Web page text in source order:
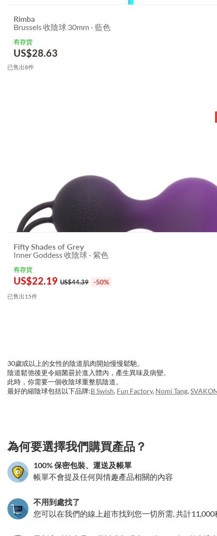
Rimba
Brussels 收陰球 30mm - 藍色
有存貨
US$28.63
已售出8件
Fifty Shades of Grey
Inner Goddess 收陰球 - 紫色
有存貨
US$22.19 US$44.39 -50%
已售出15件
30歲或以上的女性的陰道肌肉開始慢慢鬆馳。
陰道鬆弛後更令細菌昜於進入體內，產生異味及病變。
此時，你需要一個收陰球重整肌陰道。
最好的縮陰球包括以下品牌:B Swish, Fun Factory, Nomi Tang,
為何要選擇我們購買產品？
100% 保密包裝、運送及帳單
帳單不會提及任何與情趣產品相關的內容
不用到處找了
您可以在我們的線上超市找到您一切所需, 共計11,000